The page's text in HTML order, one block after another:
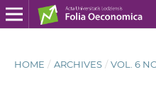
HOME / ARCHIVES / VOL. 6